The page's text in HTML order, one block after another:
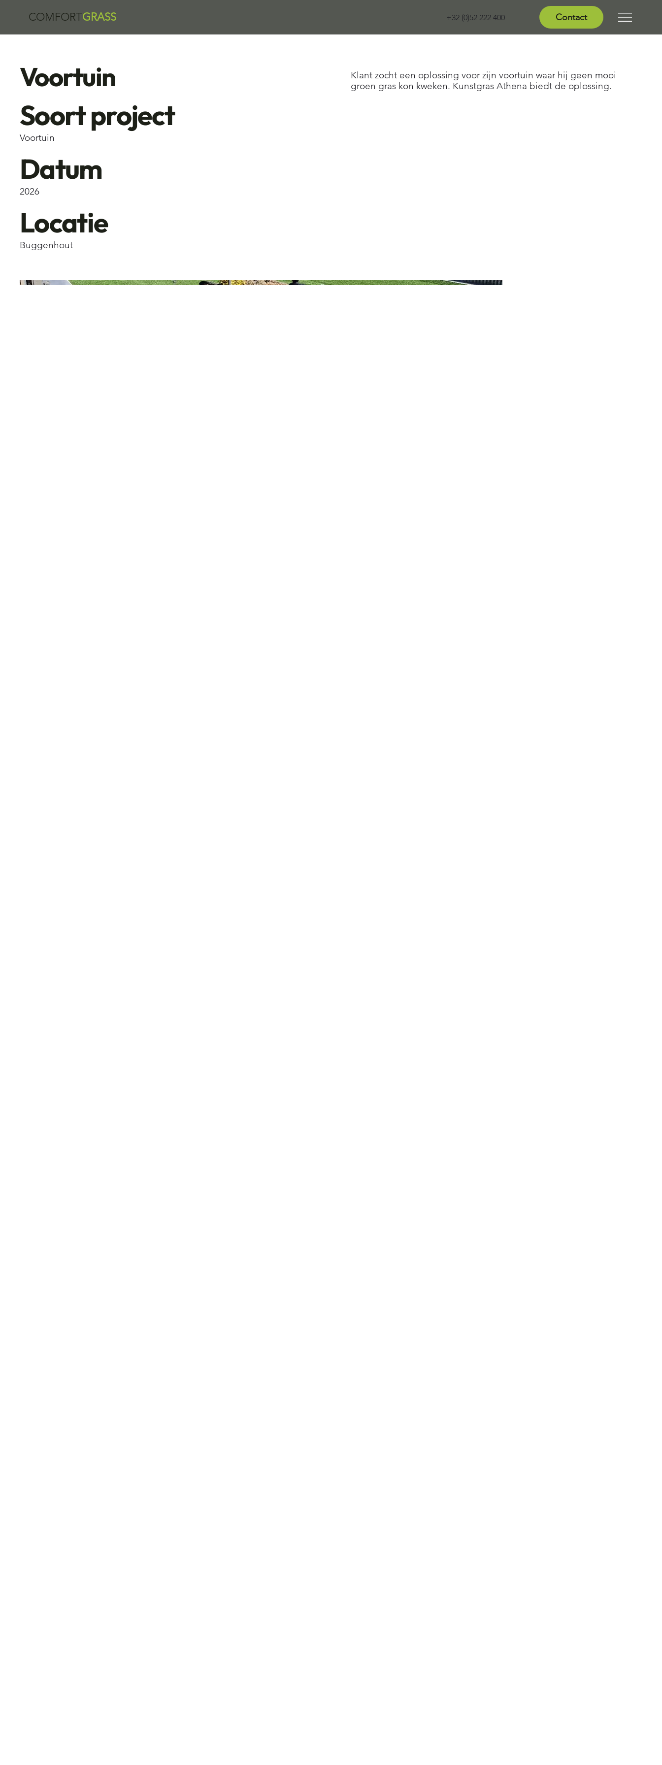
COMFORTGRASS +32 (0)52 222 400 Contact
Voortuin
Soort project
Voortuin
Datum
2026
Locatie
Buggenhout
Klant zocht een oplossing voor zijn voortuin waar hij geen mooi
groen gras kon kweken. Kunstgras Athena biedt de oplossing.